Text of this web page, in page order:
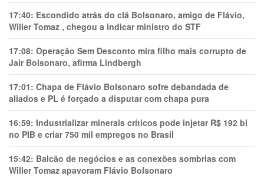
17:40: Escondido atrás do clã Bolsonaro, amigo de Flávio,
Willer Tomaz , chegou a indicar ministro do STF
17:08: Operação Sem Desconto mira filho mais corrupto de
Jair Bolsonaro, afirma Lindbergh
17:01: Chapa de Flávio Bolsonaro sofre debandada de
aliados e PL é forçado a disputar com chapa pura
16:59: Industrializar minerais críticos pode injetar R$ 192 bi
no PIB e criar 750 mil empregos no Brasil
15:42: Balcão de negócios e as conexões sombrias com
Willer Tomaz apavoram Flávio Bolsonaro